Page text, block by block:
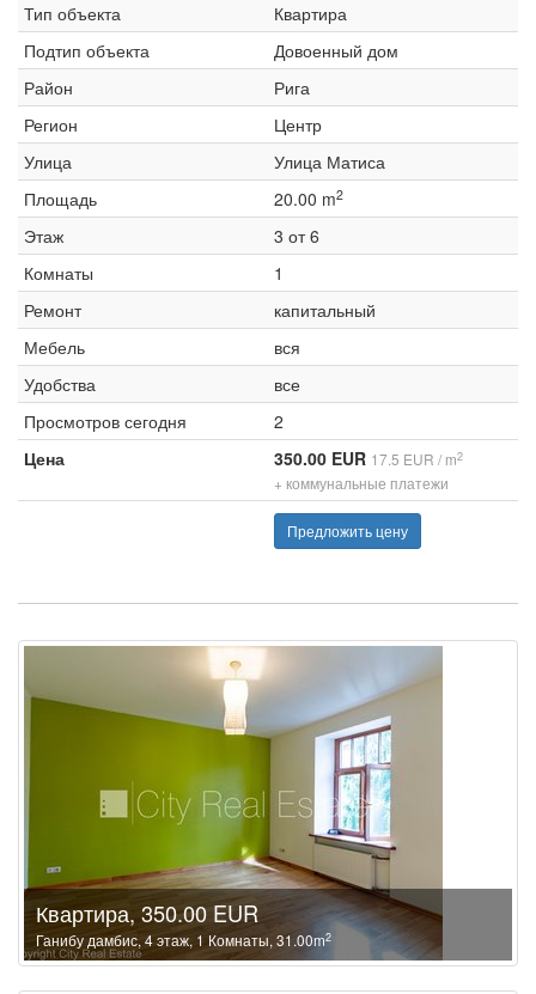
Тип объекта
Квартира
Подтип объекта
Довоенный дом
Район
Рига
Регион
Центр
Улица
Улица Матиса
Площадь
20.00 m2
Этаж
3 от 6
Комнаты
1
Ремонт
капитальный
Мебель
вся
Удобства
все
Просмотров сегодня
2
Цена
350.00 EUR 17.5 EUR / m2
+ коммунальные платежи
Предложить цену
Квартира, 350.00 EUR
Ганибу дамбис, 4 этаж, 1 Комнаты, 31.00m2